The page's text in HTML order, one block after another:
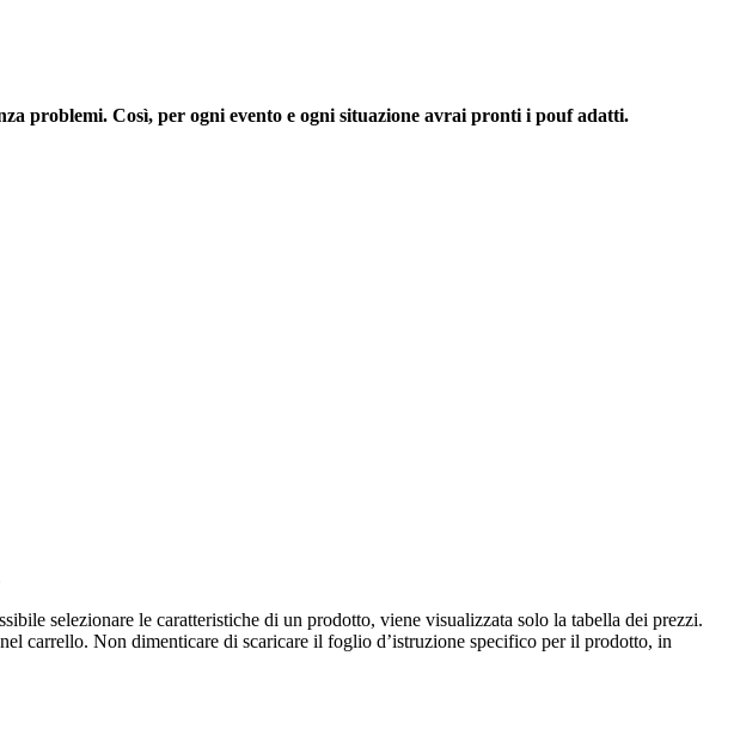
problemi. Così, per ogni evento e ogni situazione avrai pronti i pouf adatti.
selezionare le caratteristiche di un prodotto, viene visualizzata solo la tabella dei prezzi.
carrello. Non dimenticare di scaricare il foglio d’istruzione specifico per il prodotto, in